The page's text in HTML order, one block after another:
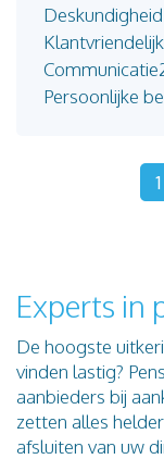
Communicatie
Persoonlijke
1
Experts in
De hoogste
vinden lastig?
aanbieders bij
zetten alles
afsluiten van uw